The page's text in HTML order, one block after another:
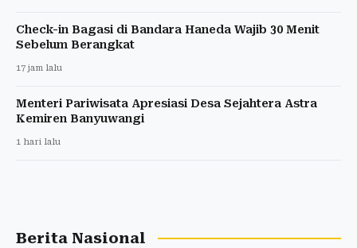
Check-in Bagasi di Bandara Haneda Wajib 30 Menit
Sebelum Berangkat
17 jam lalu
Menteri Pariwisata Apresiasi Desa Sejahtera Astra
Kemiren Banyuwangi
1 hari lalu
Berita Nasional